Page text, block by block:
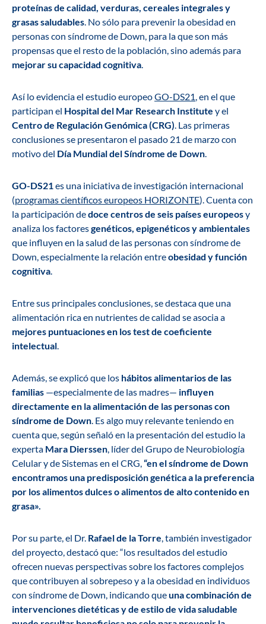
proteínas de calidad, verduras, cereales integrales y
grasas saludables. No sólo para prevenir la obesidad en
personas con síndrome de Down, para la que son más
propensas que el resto de la población, sino además para
mejorar su capacidad cognitiva.
Así lo evidencia el estudio europeoGO-DS21, en el que
participan el Hospital del Mar Research Institute y el
Centro de Regulación Genómica (CRG). Las primeras
conclusiones se presentaron el pasado 21 de marzo con
motivo del Día Mundial del Síndrome de Down.
GO-DS21es una iniciativa de investigación internacional
(programas científicos europeos HORIZONTE). Cuenta con
la participación dedoce centros de seis países europeosy
analiza los factoresgenéticos, epigenéticos y ambientales
que influyen en la salud de las personas con síndrome de
Down, especialmente la relación entreobesidad y función
cognitiva.
Entre sus principales conclusiones, se destaca que una
alimentación rica en nutrientes de calidad se asocia a
mejores puntuaciones en los test de coeficiente
intelectual.
Además, se explicó que los hábitos alimentarios de las
familias —especialmente de las madres— influyen
directamente en la alimentación de las personas con
síndrome de Down. Es algo muy relevante teniendo en
cuenta que, según señaló en la presentación del estudio la
experta Mara Dierssen, líder del Grupo de Neurobiología
Celular y de Sistemas en el CRG,“en el síndrome de Down
encontramos una predisposición genética a la preferencia
por los alimentos dulces o alimentos de alto contenido en
grasa».
Por su parte, el Dr. Rafael de la Torre, también investigador
del proyecto, destacó que: “los resultados del estudio
ofrecen nuevas perspectivas sobre los factores complejos
que contribuyen al sobrepeso y a la obesidad en individuos
con síndrome de Down, indicando queuna combinación de
intervenciones dietéticas y de estilo de vida saludable